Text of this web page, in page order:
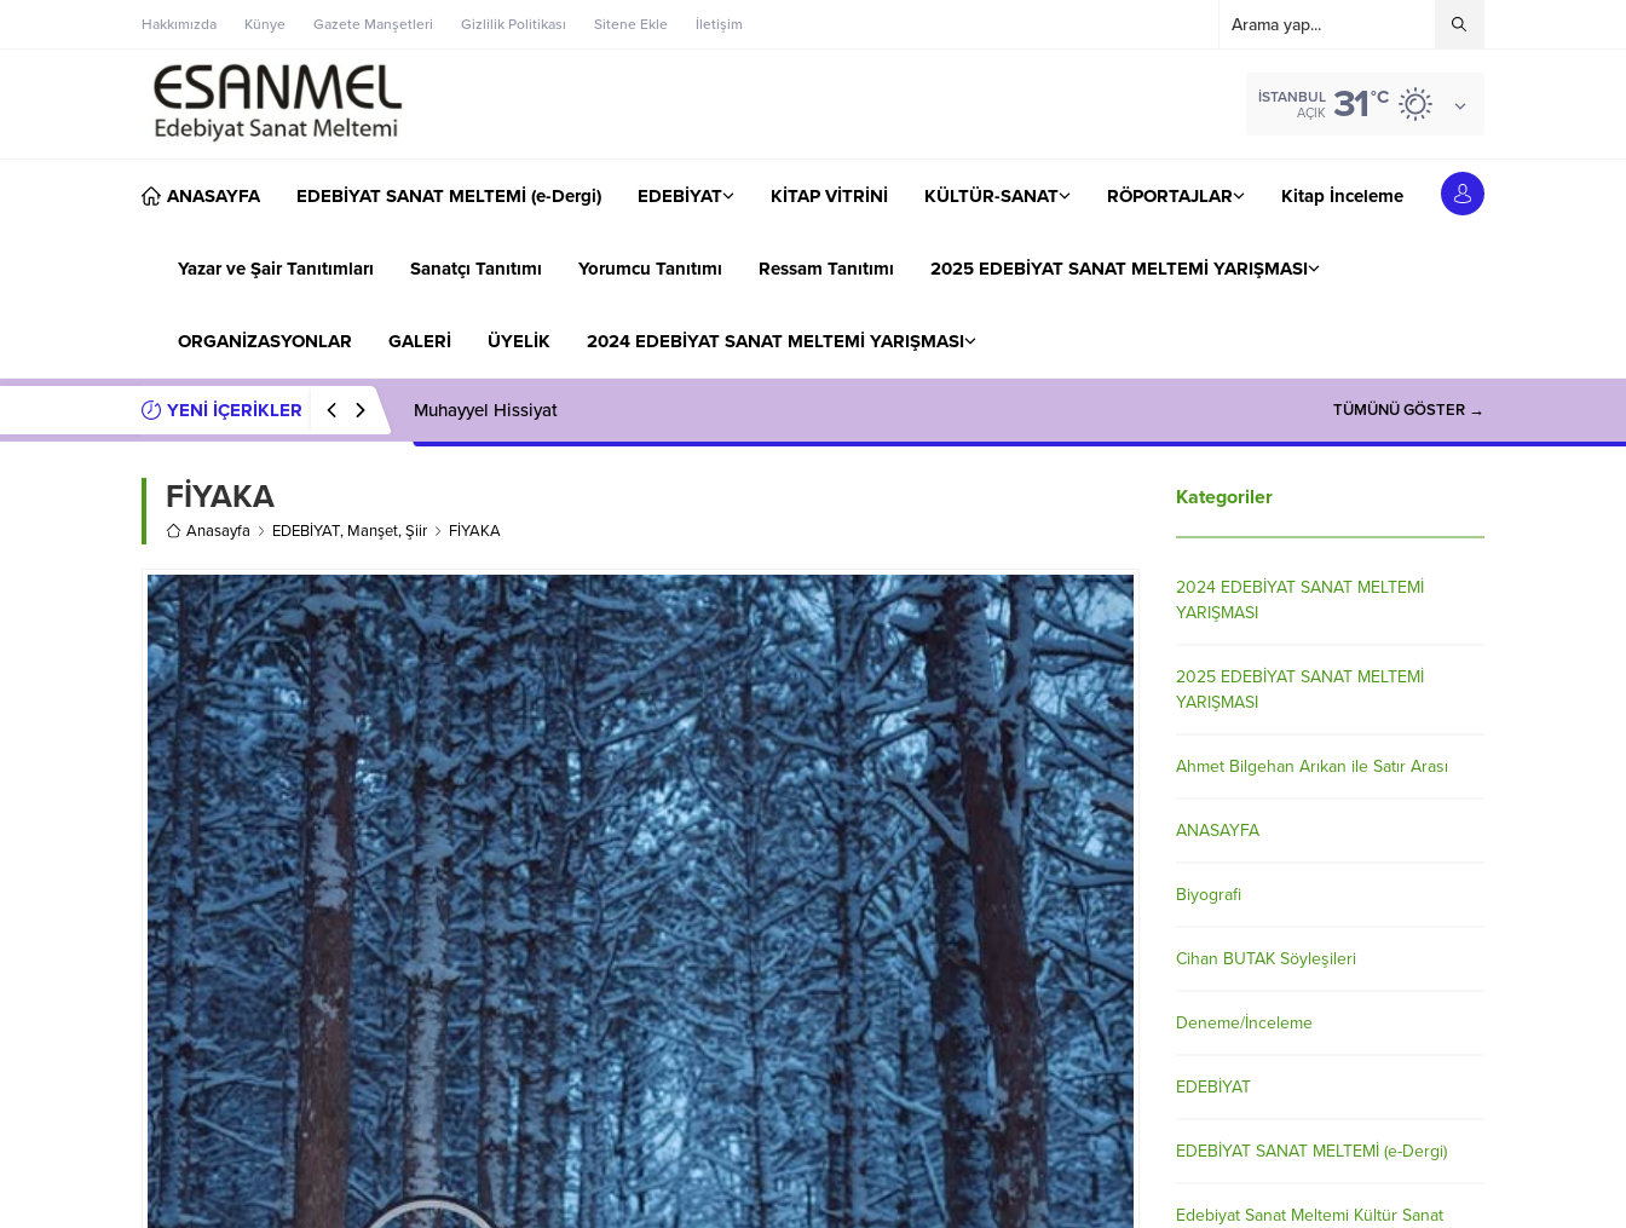
Hakkımızda Künye Gazete Manşetleri Gizlilik Politikası Sitene Ekle İletişim
İSTANBUL
AÇIK 31°C
ANASAYFA EDEBİYAT SANAT MELTEMİ (e-Dergi) EDEBİYAT KİTAP VİTRİNİ KÜLTÜR-SANAT RÖPORTAJLAR Kitap İnceleme
Yazar ve Şair Tanıtımları Sanatçı Tanıtımı Yorumcu Tanıtımı Ressam Tanıtımı 2025 EDEBİYAT SANAT MELTEMİ YARIŞMASI
ORGANİZASYONLAR GALERİ ÜYELİK 2024 EDEBİYAT SANAT MELTEMİ YARIŞMASI
YENİ İÇERİKLER Muhayyel Hissiyat TÜMÜNÜ GÖSTER →
FİYAKA
Anasayfa EDEBİYAT, Manşet,Şiir FİYAKA
Kategoriler
2024 EDEBİYAT SANAT MELTEMİ
YARIŞMASI
2025 EDEBİYAT SANAT MELTEMİ
YARIŞMASI
Ahmet Bilgehan Arıkan ile Satır Arası
ANASAYFA
Biyografi
Cihan BUTAK Söyleşileri
Deneme/İnceleme
EDEBİYAT
EDEBİYAT SANAT MELTEMİ (e-Dergi)
Edebiyat Sanat Meltemi Kültür Sanat